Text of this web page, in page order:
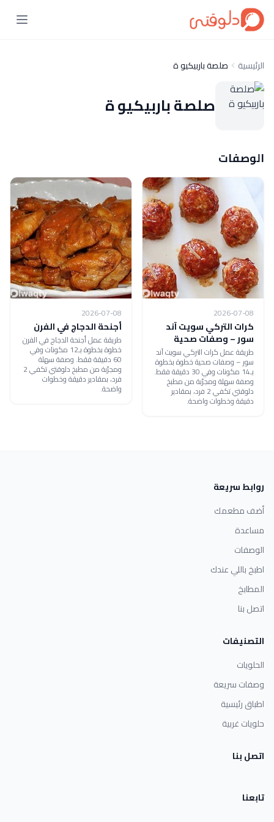
الرئيسية صلصة باربيكيو ة
صلصة باربيكيو ة
الوصفات
2026-07-08
كرات التركي سويت آند
سور – وصفات صحية
طريقة عمل كرات التركي سويت آند
سور – وصفات صحية خطوة بخطوة
بـ14 مكونات وفي 30 دقيقة فقط.
وصفة سهلة ومجرّبة من مطبخ
دلوقتي تكفي 2 فرد، بمقادير
دقيقة وخطوات واضحة.
2026-07-08
أجنحة الدجاج في الفرن
طريقة عمل أجنحة الدجاج في الفرن
خطوة بخطوة بـ12 مكونات وفي
60 دقيقة فقط. وصفة سهلة
ومجرّبة من مطبخ دلوقتي تكفي 2
فرد، بمقادير دقيقة وخطوات
واضحة.
روابط سريعة
أضف مطعمك
مساعدة
الوصفات
اطبخ باللي عندك
المطابخ
اتصل بنا
التصنيفات
الحلويات
وصفات سريعة
اطباق رئيسية
حلويات غربية
اتصل بنا
تابعنا